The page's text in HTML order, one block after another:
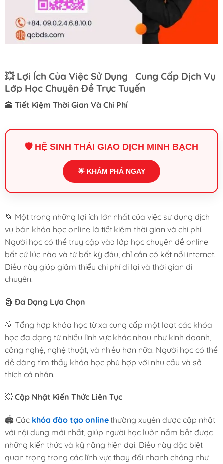
💥Lợi Ích Của Việc Sử Dụng Cung Cấp Dịch Vụ
Lớp Học Chuyên Đề Trực Tuyến
🕋 Tiết Kiệm Thời Gian Và Chi Phí
🛡️ HỆ SINH THÁI GIAO DỊCH MINH BẠCH
🌟 KHÁM PHÁ NGAY
🌀 Một trong những lợi ích lớn nhất của việc sử dụng dịch
vụ bán khóa học online là tiết kiệm thời gian và chi phí.
Người học có thể truy cập vào lớp học chuyên đề online
bất cứ lúc nào và từ bất kỳ đâu, chỉ cần có kết nối internet.
Điều này giúp giảm thiểu chi phí đi lại và thời gian di
chuyển.
🗿 Đa Dạng Lựa Chọn
🌞 Tổng hợp khóa học từ xa cung cấp một loạt các khóa
học đa dạng từ nhiều lĩnh vực khác nhau như kinh doanh,
công nghệ, nghệ thuật, và nhiều hơn nữa. Người học có thể
dễ dàng tìm thấy khóa học phù hợp với nhu cầu và sở
thích cá nhân.
💥 Cập Nhật Kiến Thức Liên Tục
🏟️ Các khóa đào tạo online thường xuyên được cập nhật
với nội dung mới nhất, giúp người học luôn nắm bắt được
những kiến thức và kỹ năng hiện đại. Điều này đặc biệt
quan trọng trong các lĩnh vực thay đổi nhanh chóng như